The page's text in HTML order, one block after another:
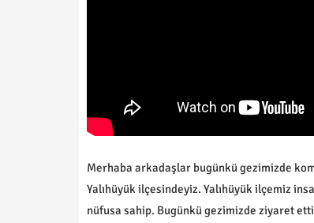
Merhaba arkadaşlar bugünkü gezimizde
Yalıhüyük ilçesindeyiz. Yalıhüyük ilçemiz
nüfusa sahip. Bugünkü gezimizde ziyaret